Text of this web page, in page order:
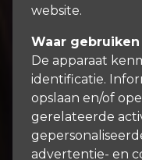
website.
Waar
De apparaat
identificatie.
opslaan en/of
gerelateerde
advertentie- en